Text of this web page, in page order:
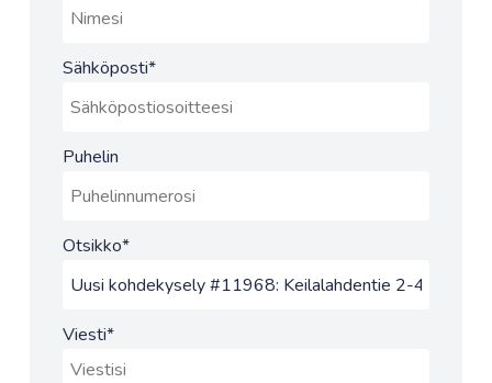
Sähköposti*
Puhelin
Otsikko*
Viesti*